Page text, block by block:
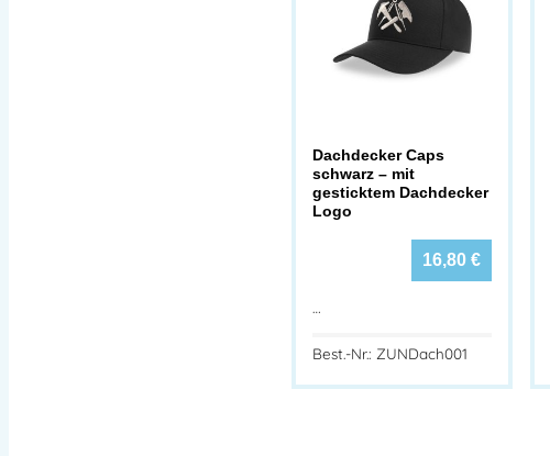
Dachdecker Caps
schwarz – mit
gesticktem Dachdecker
Logo
16,80€
…
Best.-Nr.: ZUNDach001